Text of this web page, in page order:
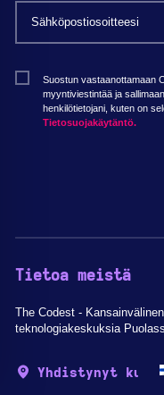
Suostun vastaanottamaan
myyntiviestintää ja
henkilötietojani, kuten on
Tietosuojakäytäntö.
Tietoa meistä
The Codest -
teknologiakeskuksia
Yhdistynyt